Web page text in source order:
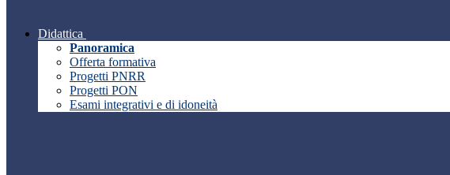
Didattica
Panoramica
Offerta formativa
Progetti PNRR
Progetti PON
Esami integrativi e di idoneità